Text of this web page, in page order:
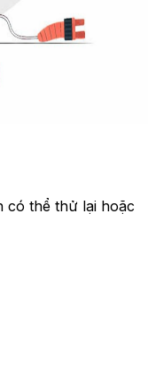
có thể thử lại hoặc